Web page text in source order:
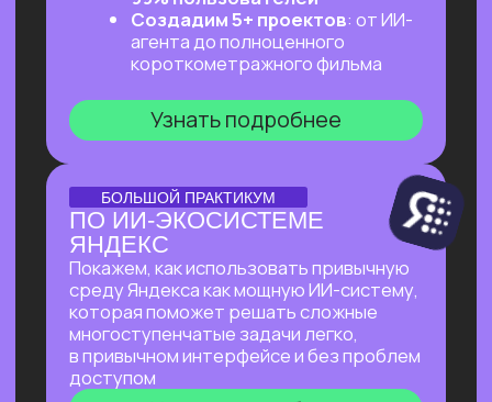
Узнать подробнее
ОНЛАЙН-ПРАКТИКУМ
ПОДРАБОТКА НА ИИ
ДЛЯ КАЖДОГО
Разберем, на каких задачах можно
выстроить стабильную подработку
инструментов и все это:
✔ Без технического бэкграунда
✔ Без смены профессии и опыта
во фрилансе
✔ Даже если есть всего 2 часа в день
Узнать подробнее